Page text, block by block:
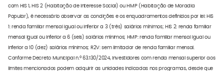
com HIS 1, HIS 2 (Habitação de Interesse Social) ou HMP (Habitação de Moradia
Popular), é necessário observar as condições e os enquadramentos definidos por lei: HIS
1: renda familiar mensal igual ou inferior a 3 (três) salários mínimos; HIS 2: renda familiar
mensal igual ou inferior a 6 (seis) salários mínimos; HMP: renda familiar mensal igual ou
inferior a 10 (dez) salários mínimos; R2V: sem limitador de renda familiar mensal.
Conforme Decreto Municipal n.º 63.130/2024, investidores com renda mensal superior aos
limites mencionados podem adquirir as unidades indicadas nos programas, desde que